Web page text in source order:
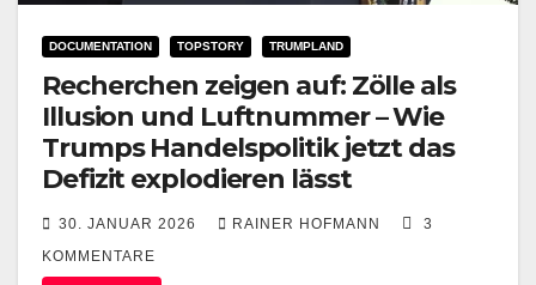
DOCUMENTATION TOPSTORY TRUMPLAND
Recherchen zeigen auf: Zölle als
Illusion und Luftnummer – Wie
Trumps Handelspolitik jetzt das
Defizit explodieren lässt
30. JANUAR 2026 RAINER HOFMANN
3
KOMMENTARE